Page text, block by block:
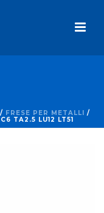
/ FRESE PER METALLI /
TA2.5 LU12 LT51